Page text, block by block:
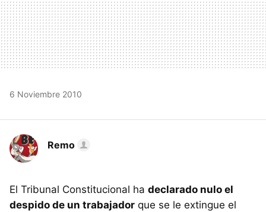
6 Noviembre 2010
Remo
El Tribunal Constitucional ha declarado nulo el
despido de un trabajador que se le extingue el